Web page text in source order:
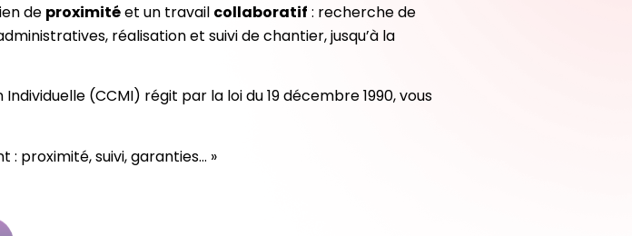
de proximitéet un travail collaboratif : recherche de
réalisation et suivi de chantier, jusqu’à la
(CCMI) régit par la loi du 19 décembre 1990, vous
proximité, suivi, garanties… »